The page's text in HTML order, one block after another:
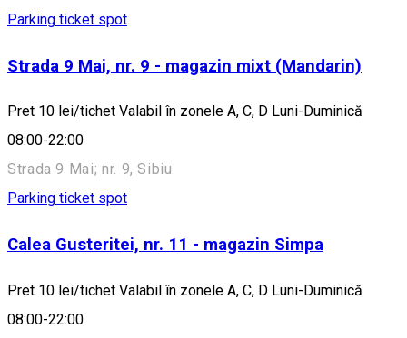
Parking ticket spot
Strada 9 Mai, nr. 9 - magazin mixt (Mandarin)
Pret 10 lei/tichet Valabil în zonele A, C, D Luni-Duminică
08:00-22:00
Strada 9 Mai; nr. 9, Sibiu
Parking ticket spot
Calea Gusteritei, nr. 11 - magazin Simpa
Pret 10 lei/tichet Valabil în zonele A, C, D Luni-Duminică
08:00-22:00